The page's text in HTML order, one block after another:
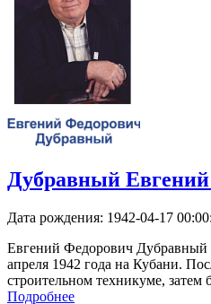
Дубравный
Дата рождения: 1942-04-17
Евгений Федорович Дубравный
апреля 1942 года на Кубани.
строительном техникуме,
Подробнее